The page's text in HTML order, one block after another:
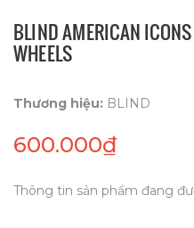
BLIND AMERICAN
WHEELS
Thương hiệu: BLIND
600.000₫
Thông tin sản phẩm đang